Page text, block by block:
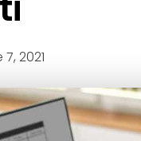
2021